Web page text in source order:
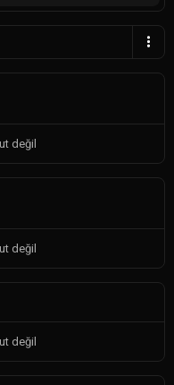
değil
değil
değil